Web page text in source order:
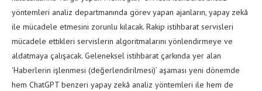
yöntemleri analiz departmanında görev yapan ajanların, yapay zekâ
ile mücadele etmesini zorunlu kılacak. Rakip istihbarat servisleri
mücadele ettikleri servislerin algoritmalarını yönlendirmeye ve
aldatmaya çalışacak. Geleneksel istihbarat çarkında yer alan
‘Haberlerin işlenmesi (değerlendirilmesi)’ aşaması yeni dönemde
hem ChatGPT benzeri yapay zekâ analiz yöntemleri ile hem de